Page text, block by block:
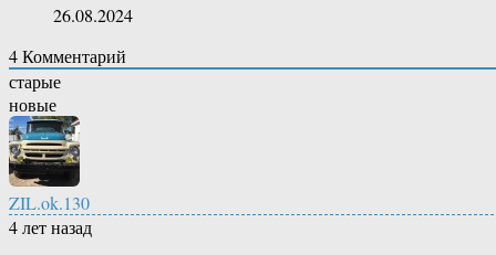
26.08.2024
4Комментарий
старые
новые
ZIL.ok.130
4 лет назад